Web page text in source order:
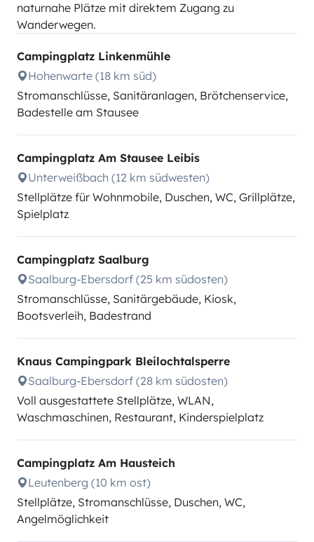
naturnahe Plätze mit direktem Zugang zu
Wanderwegen.
Campingplatz Linkenmühle
Hohenwarte (18 km süd)
Stromanschlüsse, Sanitäranlagen, Brötchenservice,
Badestelle am Stausee
Campingplatz Am Stausee Leibis
Unterweißbach (12 km südwesten)
Stellplätze für Wohnmobile, Duschen, WC, Grillplätze,
Spielplatz
Campingplatz Saalburg
Saalburg-Ebersdorf (25 km südosten)
Stromanschlüsse, Sanitärgebäude, Kiosk,
Bootsverleih, Badestrand
Knaus Campingpark Bleilochtalsperre
Saalburg-Ebersdorf (28 km südosten)
Voll ausgestattete Stellplätze, WLAN,
Waschmaschinen, Restaurant, Kinderspielplatz
Campingplatz Am Hausteich
Leutenberg (10 km ost)
Stellplätze, Stromanschlüsse, Duschen, WC,
Angelmöglichkeit